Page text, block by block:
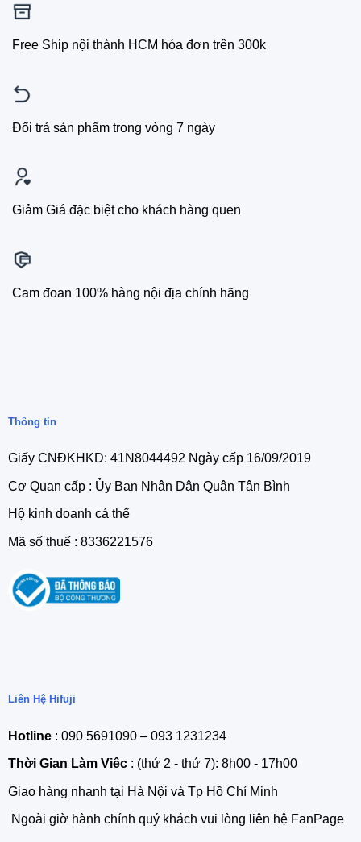
Free Ship nội thành HCM hóa đơn trên 300k
Đổi trả sản phẩm trong vòng 7 ngày
Giảm Giá đặc biệt cho khách hàng quen
Cam đoan 100% hàng nội địa chính hãng
Thông tin
Giấy CNĐKHKD: 41N8044492 Ngày cấp 16/09/2019
Cơ Quan cấp : Ủy Ban Nhân Dân Quận Tân Bình
Hộ kinh doanh cá thể
Mã số thuế : 8336221576
Liên Hệ Hifuji
Hotline: 090 5691090 – 093 1231234
Thời Gian Làm Viêc: (thứ 2 - thứ 7): 8h00 - 17h00
Giao hàng nhanh tại Hà Nội và Tp Hồ Chí Minh
Ngoài giờ hành chính quý khách vui lòng liên hệ FanPage